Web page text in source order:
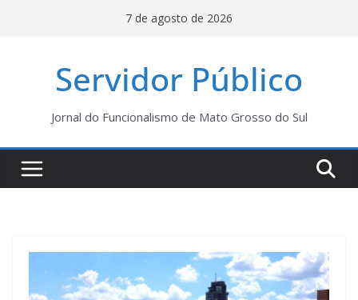
7 de agosto de 2026
Servidor Público
Jornal do Funcionalismo de Mato Grosso do Sul